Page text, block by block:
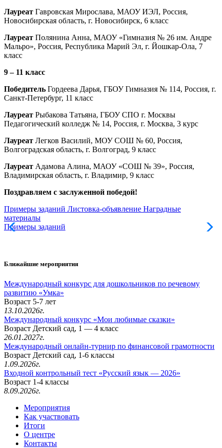
Лауреат Гавровская Мирослава, МАОУ ИЭЛ, Россия,
Новосибирская область, г. Новосибирск, 6 класс
Лауреат Полянина Анна, МАОУ «Гимназия № 26 им. Андре
Мальро», Россия, Республика Марий Эл, г. Йошкар-Ола, 7
класс
9 – 11 класс
Победитель Гордеева Дарья, ГБОУ Гимназия № 114, Россия, г.
Санкт-Петербург, 11 класс
Лауреат Рыбакова Татьяна, ГБОУ СПО г. Москвы
Педагогический колледж № 14, Россия, г. Москва, 3 курс
Лауреат Легков Василий, МОУ СОШ № 60, Россия,
Волгоградская область, г. Волгоград, 9 класс
Лауреат Адамова Алина, МАОУ «СОШ № 39», Россия,
Владимирская область, г. Владимир, 9 класс
Поздравляем с заслуженной победой!
Примеры заданий Листовка-объявление Наградные
материалы
Примеры заданий
Ближайшие мероприятия
Международный конкурс для дошкольников по речевому
развитию «Умка»
Возраст 5-7 лет
13.10.2026г.
Международный конкурс «Мои любимые сказки»
Возраст Детский сад, 1 — 4 класс
26.01.2027г.
Международный онлайн-турнир по финансовой грамотности
Возраст Детский сад, 1-6 классы
1.09.2026г.
Входной контрольный тест «Русский язык — 2026»
Возраст 1-4 классы
8.09.2026г.
Мероприятия
Как участвовать
Итоги
О центре
Контакты